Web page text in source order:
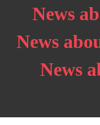
content
News
News
News